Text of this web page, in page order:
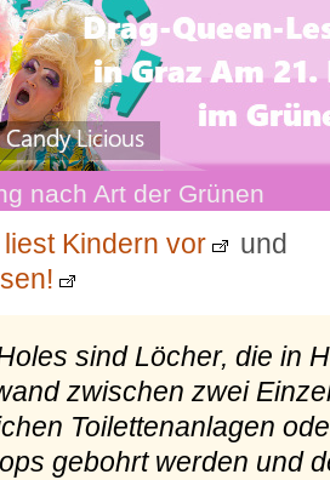
nach Art der Grünen
Kindern vor
und
sind Löcher, die in
zwischen zwei
Toilettenanlagen
gebohrt werden und